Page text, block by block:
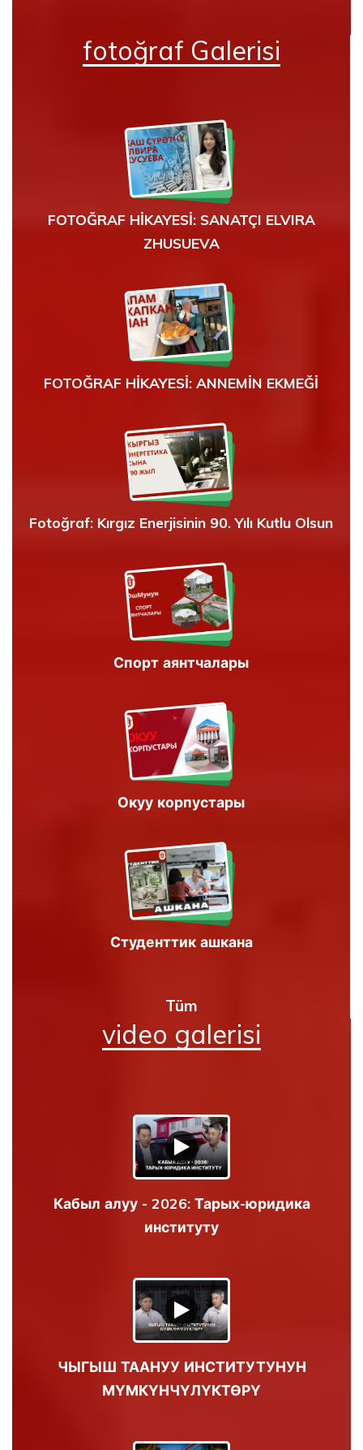
fotoğraf Galerisi
FOTOĞRAF HİKAYESİ: SANATÇI ELVIRA
ZHUSUEVA
FOTOĞRAF HİKAYESİ: ANNEMİN EKMEĞİ
Fotoğraf: Kırgız Enerjisinin 90. Yılı Kutlu Olsun
Спорт аянтчалары
Окуу корпустары
Студенттик ашкана
Tüm
video galerisi
Кабыл алуу - 2026: Тарых-юридика
институту
ЧЫГЫШ ТААНУУ ИНСТИТУТУНУН
МҮМКҮНЧҮЛҮКТӨРҮ